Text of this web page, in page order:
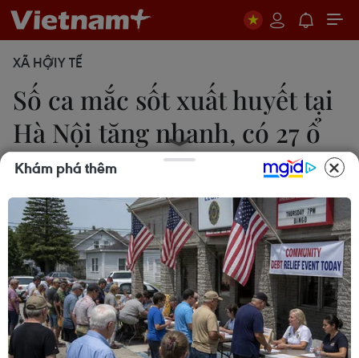
XÃ HỘIY TẾ
Số ca mắc sốt xuất huyết tại
Hà Nội tăng nhanh, có 27 ổ
dịch
T.G
17/07/2023 06:17
Một số quận, huyện ghi nhận nhiều bệnh nhân
như: Thạch Thất (47), Hoàng Mai (31), Bắc Từ Liêm
(29), Thanh Trì (16), Phú Xuyên (15), Thường Tín (14),
Cầu Giấy (13), Hà Đông (12)...
Khám phá thêm